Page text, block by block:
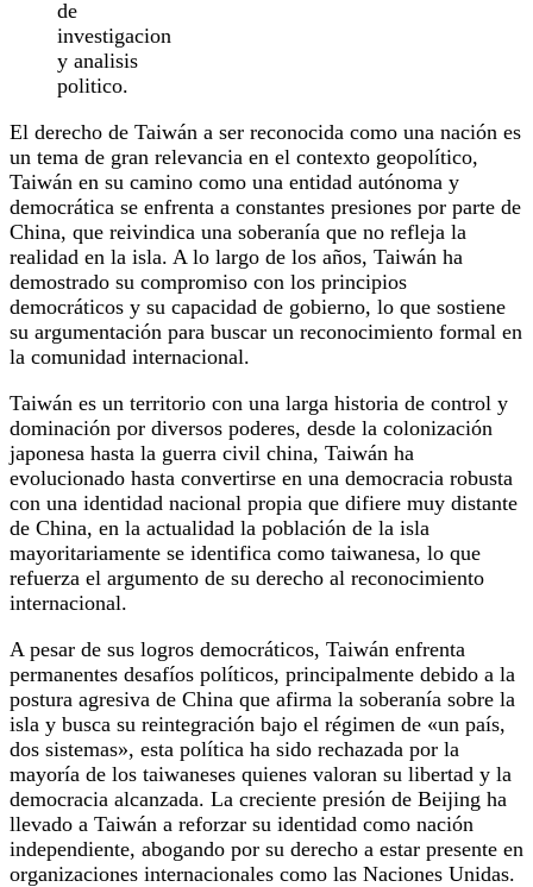
de
investigacion
y analisis
politico.
El derecho de Taiwán a ser reconocida como una nación es
un tema de gran relevancia en el contexto geopolítico,
Taiwán en su camino como una entidad autónoma y
democrática se enfrenta a constantes presiones por parte de
China, que reivindica una soberanía que no refleja la
realidad en la isla. A lo largo de los años, Taiwán ha
demostrado su compromiso con los principios
democráticos y su capacidad de gobierno, lo que sostiene
su argumentación para buscar un reconocimiento formal en
la comunidad internacional.
Taiwán es un territorio con una larga historia de control y
dominación por diversos poderes, desde la colonización
japonesa hasta la guerra civil china, Taiwán ha
evolucionado hasta convertirse en una democracia robusta
con una identidad nacional propia que difiere muy distante
de China, en la actualidad la población de la isla
mayoritariamente se identifica como taiwanesa, lo que
refuerza el argumento de su derecho al reconocimiento
internacional.
A pesar de sus logros democráticos, Taiwán enfrenta
permanentes desafíos políticos, principalmente debido a la
postura agresiva de China que afirma la soberanía sobre la
isla y busca su reintegración bajo el régimen de «un país,
dos sistemas», esta política ha sido rechazada por la
mayoría de los taiwaneses quienes valoran su libertad y la
democracia alcanzada. La creciente presión de Beijing ha
llevado a Taiwán a reforzar su identidad como nación
independiente, abogando por su derecho a estar presente en
organizaciones internacionales como las Naciones Unidas.